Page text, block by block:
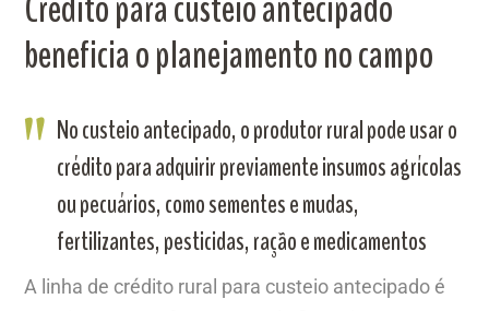
beneficia o planejamento no campo
No custeio antecipado, o produtor rural pode usar o
crédito para adquirir previamente insumos agrícolas
ou pecuários, como sementes e mudas,
fertilizantes, pesticidas, ração e medicamentos
A linha de crédito rural para custeio antecipado é